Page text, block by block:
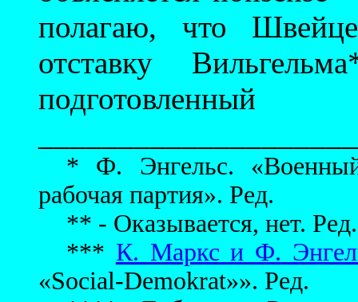
полагаю, что
отставку
подготовленный
* Ф. Энгельс.
рабочая партия». Ред.
** - Оказывается, нет. Ред.
*** К. Маркс и Ф.
«Social-Demokrat»». Ред.